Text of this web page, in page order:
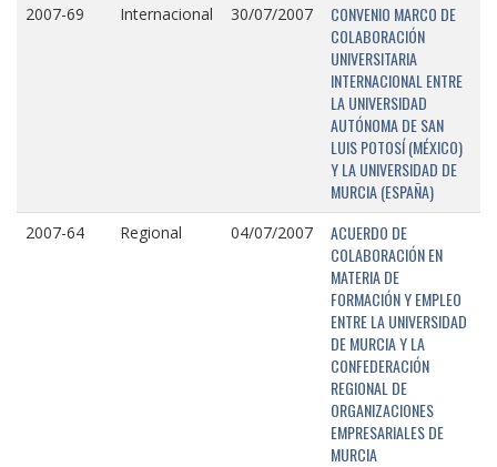
2007-69 Internacional 30/07/2007
CONVENIO MARCO DE
COLABORACIÓN
UNIVERSITARIA
INTERNACIONAL ENTRE
LA UNIVERSIDAD
AUTÓNOMA DE SAN
LUIS POTOSÍ (MÉXICO)
Y LA UNIVERSIDAD DE
MURCIA (ESPAÑA)
2007-64 Regional 04/07/2007
ACUERDO DE
COLABORACIÓN EN
MATERIA DE
FORMACIÓN Y EMPLEO
ENTRE LA UNIVERSIDAD
DE MURCIA Y LA
CONFEDERACIÓN
REGIONAL DE
ORGANIZACIONES
EMPRESARIALES DE
MURCIA